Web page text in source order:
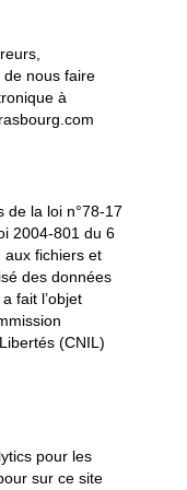
nous faire
à
de la loi n°78-17
2004-801 du 6
aux fichiers et
des données
fait l’objet
(CNIL)
pour les
sur ce site